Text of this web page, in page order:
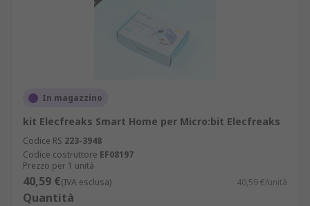
In magazzino
kit Elecfreaks Smart Home per Micro:bit Elecfreaks
Codice RS 223-3948
Codice costruttore EF08197
Prezzo per 1 unità
40,59 €(IVA esclusa) 40,59 €/unità
Quantità